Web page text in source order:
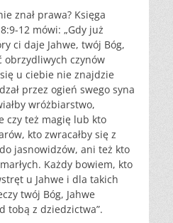
znał prawa? Księga
12 mówi: „Gdy już
ci daje Jahwe, twój Bóg,
czynów
u ciebie nie znajdzie
przez ogień swego syna
wróżbiarstwo,
czy też magię lub kto
kto zwracałby się z
jasnowidzów, ani też kto
Każdy bowiem, kto
u Jahwe i dla takich
twój Bóg, Jahwe
tobą z dziedzictwa”.